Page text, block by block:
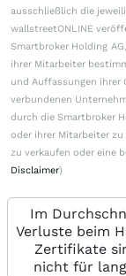
ausschließlich die
wallstreetONLINE
Smartbroker Holding
ihrer Mitarbeiter
und Auffassungen ihrer
verbundenen
durch die Smartbroker
oder ihrer Mitarbeiter
zu verkaufen oder eine
Disclaimer)
Im
Verluste beim
Zertifikate
nicht für